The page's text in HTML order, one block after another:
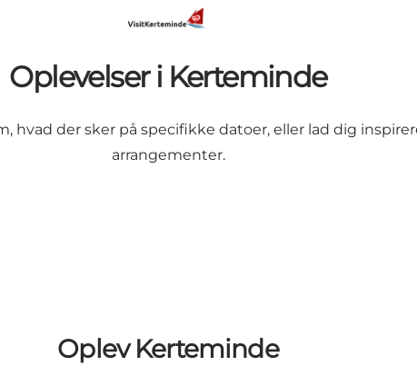
Oplevelser i Kerteminde
hvad der sker på specifikke datoer, eller lad dig
arrangementer.
Oplev Kerteminde